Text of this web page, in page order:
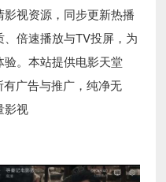
视资源，同步更新热播
倍速播放与TV投屏，为
。本站提供电影天堂
广告与推广，纯净无
影视